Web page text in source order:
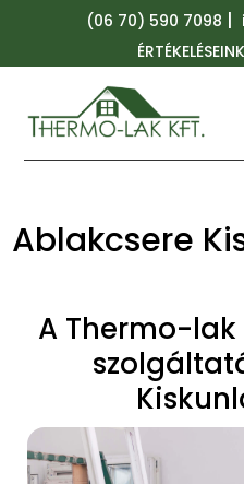
(06 70) 590 7098 |
ÉRTÉKELÉSEINK
Ablakcsere
A Thermo-